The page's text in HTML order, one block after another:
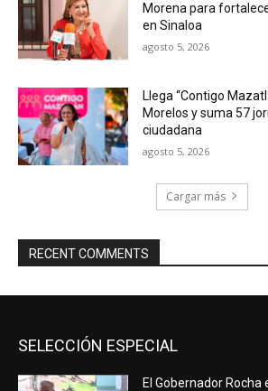
Morena para
en Sinaloa
agosto 5, 2026
Llega “Contigo
Morelos y suma 57
ciudadana
agosto 5, 2026
Cargar más
RECENT COMMENTS
SELECCIÓN ESPECIAL
El Gobernador Rocha